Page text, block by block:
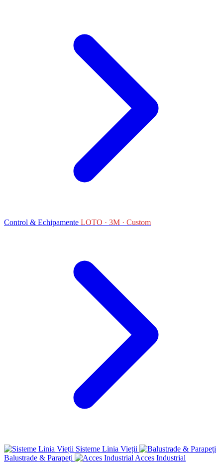
Control & Echipamente LOTO · 3M · Custom
Sisteme Linia Vieții
Balustrade & Parapeți
Acces Industrial